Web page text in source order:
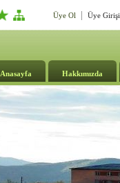
Üye Ol Üye Girişi
Anasayfa Hakkımızda